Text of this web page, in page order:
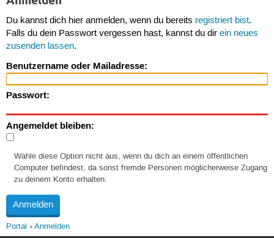
Du kannst dich hier anmelden, wenn du bereits registriert bist.
Falls du dein Passwort vergessen hast, kannst du dir ein neues
zusenden lassen.
Benutzername oder Mailadresse:
Passwort:
Angemeldet bleiben:
Wähle diese Option nicht aus, wenn du dich an einem öffentlichen
Computer befindest, da sonst fremde Personen möglicherweise Zugang
zu deinem Konto erhalten.
Portal Anmelden